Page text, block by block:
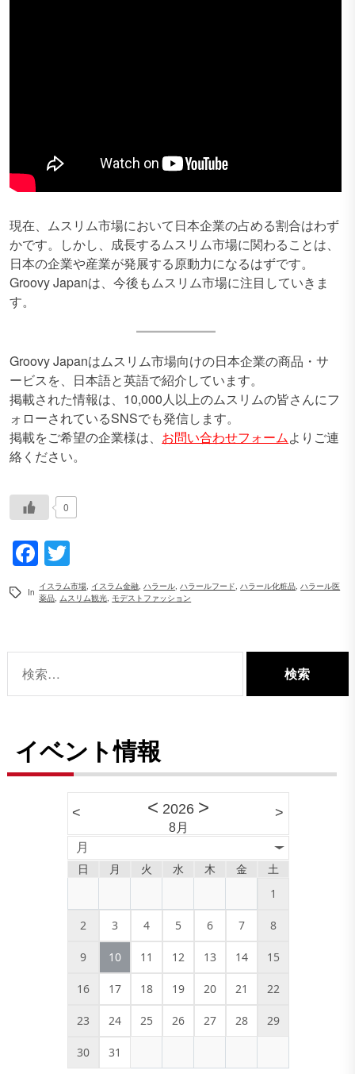
現在、ムスリム市場において日本企業の占める割合はわず
かです。しかし、成長するムスリム市場に関わることは、
日本の企業や産業が発展する原動力になるはずです。
Groovy Japanは、今後もムスリム市場に注目していきま
す。
Groovy Japanはムスリム市場向けの日本企業の商品・サ
ービスを、日本語と英語で紹介しています。
掲載された情報は、10,000人以上のムスリムの皆さんにフ
ォローされているSNSでも発信します。
掲載をご希望の企業様は、 お問い合わせフォームよりご連
絡ください。
0
Facebook
In
イスラム市場, イスラム金融,ハラール,ハラールフード,ハラール化粧品,ハラール医
薬品,ムスリム観光,モデストファッション
索:
イベント情報
< < 2026 >
8月
>
月
日 月 火 水 木 金 土
1
2 3 4 5 6 7 8
9 10 11 12 13 14 15
16 17 18 19 20 21 22
23 24 25 26 27 28 29
30 31